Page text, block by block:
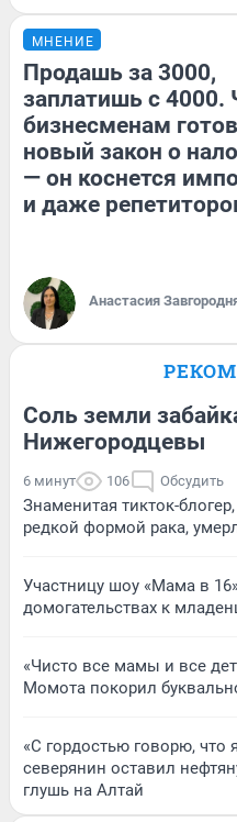
МНЕНИЕ
Продашь за 3000,
заплатишь с 4000.
бизнесменам
новый закон о
— он коснется
и даже
Анастасия
Соль земли
Нижегородцевы
6 минут 106 Обсудить
Знаменитая тикток-
редкой формой рака,
Участницу шоу «Мама в
домогательствах к
«Чисто все мамы и все
Момота покорил
«С гордостью говорю, что
северянин оставил
глушь на Алтай